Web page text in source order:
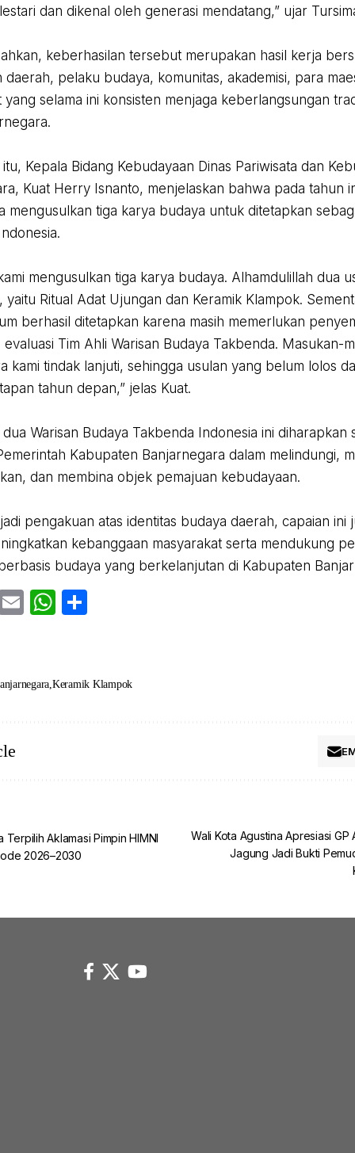
dan dikenal oleh generasi mendatang,” ujar
keberhasilan tersebut merupakan hasil kerja
daerah, pelaku budaya, komunitas, akademisi, para
yang selama ini konsisten menjaga keberlangsungan
Kepala Bidang Kebudayaan Dinas Pariwisata dan
Kuat Herry Isnanto, menjelaskan bahwa pada tahun
mengusulkan tiga karya budaya untuk ditetapkan
mengusulkan tiga karya budaya. Alhamdulillah dua
yaitu Ritual Adat Ujungan dan Keramik Klampok.
berhasil ditetapkan karena masih memerlukan
evaluasi Tim Ahli Warisan Budaya Takbenda. Masukan-
kami tindak lanjuti, sehingga usulan yang belum lolos
tahun depan,” jelas Kuat.
Warisan Budaya Takbenda Indonesia ini diharapkan
Kabupaten Banjarnegara dalam melindungi,
dan membina objek pemajuan kebudayaan.
pengakuan atas identitas budaya daerah, capaian ini
kebanggaan masyarakat serta mendukung
budaya yang berkelanjutan di Kabupaten
EmailWhatsApp
Keramik Klampok
Aklamasi Pimpin HIMNI
2026–2030
Wali Kota Agustina Apresiasi GP
Jagung Jadi Bukti